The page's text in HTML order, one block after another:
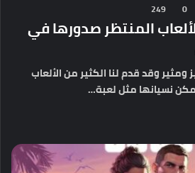
0
249
المنتظر صدورها في
عام مميز ومثير وقد قدم لنا الكثير من الألعاب
نسيانها مثل لعبة…